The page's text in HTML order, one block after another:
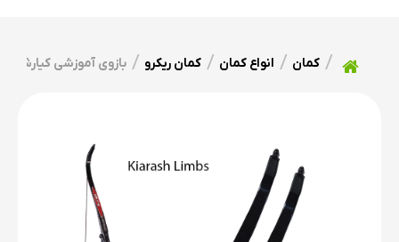
کمان انواع کمان کمان ریکرو بازوی آموزشی کیارش